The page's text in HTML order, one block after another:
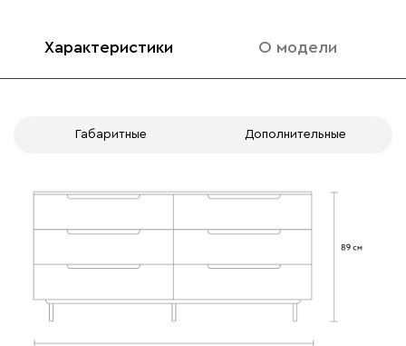
Характеристики О модели
Габаритные Дополнительные